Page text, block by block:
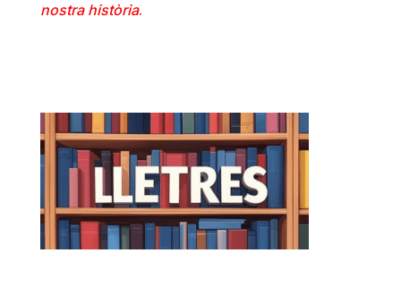
nostra història.